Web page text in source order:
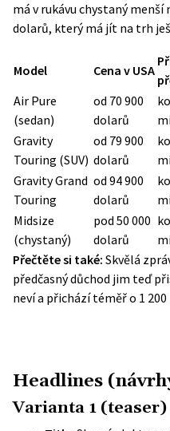
má v rukávu chystaný
dolarů, který má jít na trh
Model Cena v USA
Air Pure
(sedan)
od 70 900
dolarů
Gravity
Touring (SUV)
od 79 900
dolarů
Gravity Grand
Touring
od 94 900
dolarů
Midsize
(chystaný)
pod 50 000
dolarů
Přečtěte si také: Skvělá
předčasný důchod jim teď
neví a přichází téměř o 1 200
Headlines
Varianta 1 (teaser)